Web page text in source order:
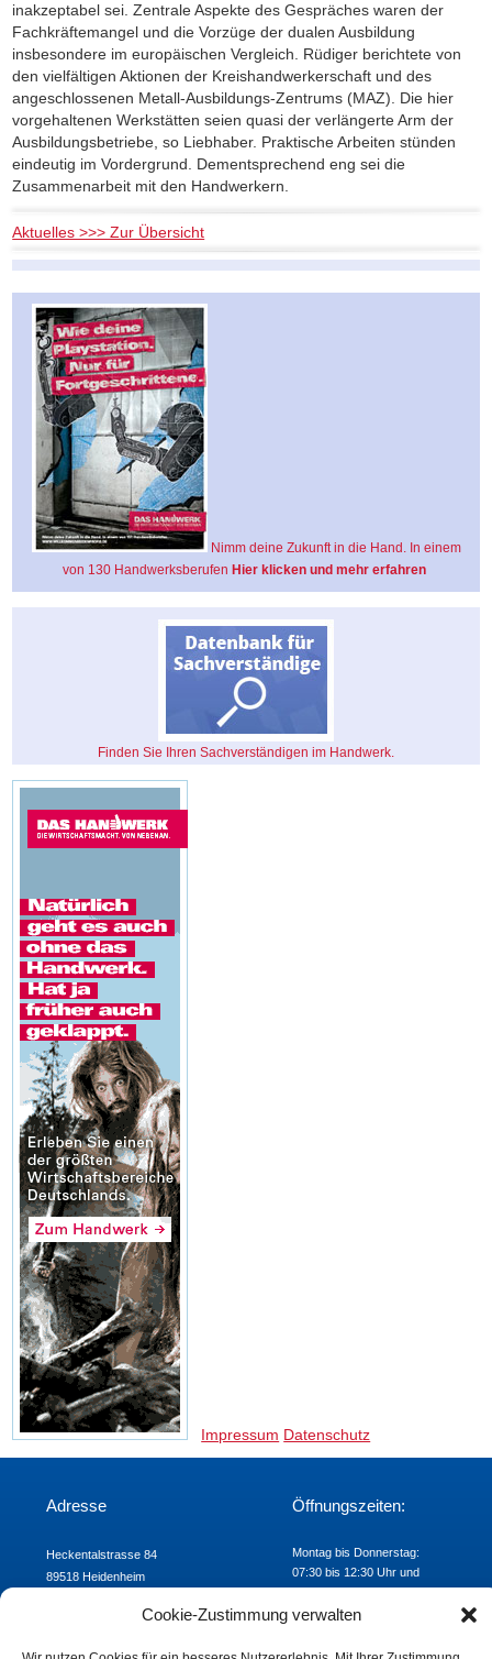
Cookie-Zustimmung verwalten
inakzeptabel sei. Zentrale Aspekte des Gespräches waren der
Fachkräftemangel und die Vorzüge der dualen Ausbildung
insbesondere im europäischen Vergleich. Rüdiger berichtete von
den vielfältigen Aktionen der Kreishandwerkerschaft und des
angeschlossenen Metall-Ausbildungs-Zentrums (MAZ). Die hier
vorgehaltenen Werkstätten seien quasi der verlängerte Arm der
Ausbildungsbetriebe, so Liebhaber. Praktische Arbeiten stünden
eindeutig im Vordergrund. Dementsprechend eng sei die
Zusammenarbeit mit den Handwerkern.
Aktuelles >>> Zur Übersicht
Nimm deine Zukunft in die Hand. In einem
von 130 Handwerksberufen Hier klicken und mehr erfahren
Finden Sie Ihren Sachverständigen im Handwerk.
Impressum Datenschutz
Adresse
Heckentalstrasse 84
89518 Heidenheim
Fax: 07321/9824-24
Öffnungszeiten:
Montag bis Donnerstag:
07:30 bis 12:30 Uhr und